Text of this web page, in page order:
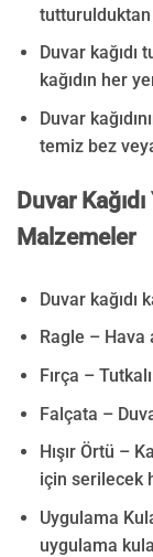
Duvar
kağıdın her
Duvar
temiz bez
Duvar
Malzemeler
Duvar kağıdı
Ragle – Hava
Fırça –
Falçata –
Hışır Örtü –
için serilecek
Uygulama
uygulama